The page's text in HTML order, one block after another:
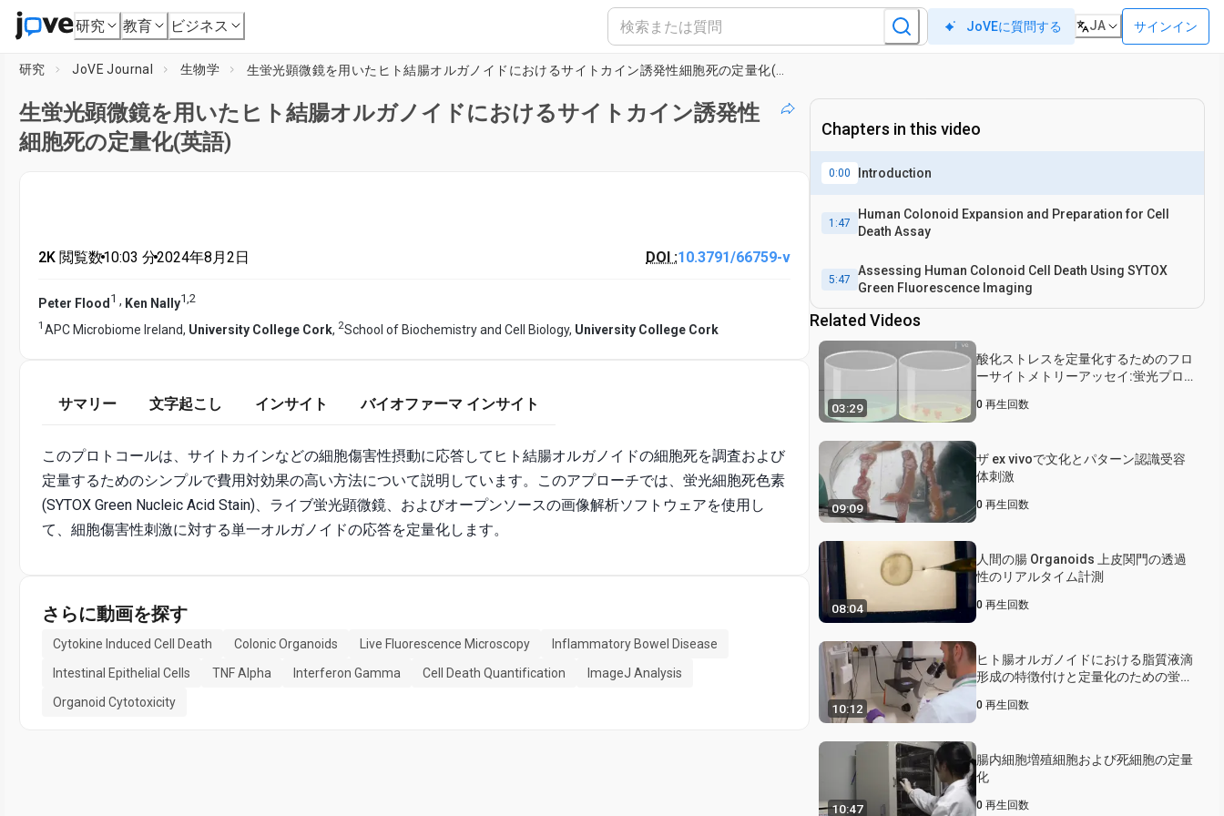
研究 教育 ビジネス JoVEに質問する JA サインイン
研究 JoVE Journal 生物学
生蛍光顕微鏡を用いたヒト結腸オルガノイドにおけるサイトカイン誘発性
細胞死の定量化(英語)
2K 閲覧数•10:03 分•2024年8月2日 DOI :10.3791/66759-v
Peter Flood 1 , Ken Nally1,2
1 APC Microbiome Ireland, University College Cork, 2School of Biochemistry and Cell Biology, University College Cork
サマリー 文字起こし インサイト バイオファーマ インサイト
このプロトコールは、サイトカインなどの細胞傷害性摂動に応答してヒト結腸オルガノイドの細胞死を調査および
定量するためのシンプルで費用対効果の高い方法について説明しています。このアプローチでは、蛍光細胞死色素
(SYTOX Green Nucleic Acid Stain)、ライブ蛍光顕微鏡、およびオープンソースの画像解析ソフトウェアを使用し
て、細胞傷害性刺激に対する単一オルガノイドの応答を定量化します。
さらに動画を探す
Cytokine Induced Cell Death Colonic Organoids Live Fluorescence Microscopy
Inflammatory Bowel Disease
Intestinal Epithelial Cells
TNF Alpha Interferon Gamma Cell Death Quantification
ImageJ Analysis
Organoid Cytotoxicity
Chapters in this video
0:00 Introduction
1:47
Human Colonoid Expansion and Preparation for Cell
Death Assay
5:47
Assessing Human Colonoid Cell Death Using SYTOX
Green Fluorescence Imaging
Related Videos
03:29
酸化ストレスを定量化するためのフロ
ーサイトメトリーアッセイ:蛍光プロ
性酸素種を定量するアッセイ
0 再生回数
09:09
ザ ex vivoで文化とパターン認識受容
体刺激
0 再生回数
08:04
人間の腸 Organoids 上皮関門の透過
性のリアルタイム計測
0 再生回数
10:12
ヒト腸オルガノイドにおける脂質液滴
形成の特徴付けと定量化のための蛍光
0 再生回数
10:47
腸内細胞増殖細胞および死細胞の定量
化
0 再生回数